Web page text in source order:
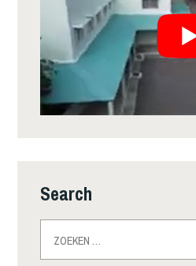
Search
naar: